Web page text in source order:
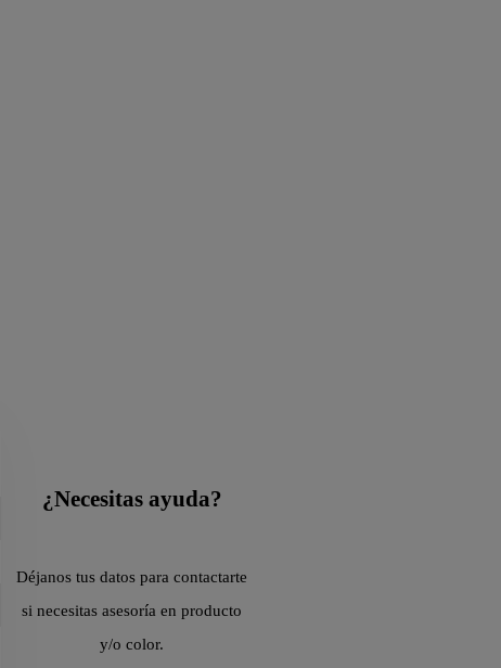
¿Necesitas ayuda?
Déjanos tus datos para contactarte
si necesitas asesoría en producto
y/o color.